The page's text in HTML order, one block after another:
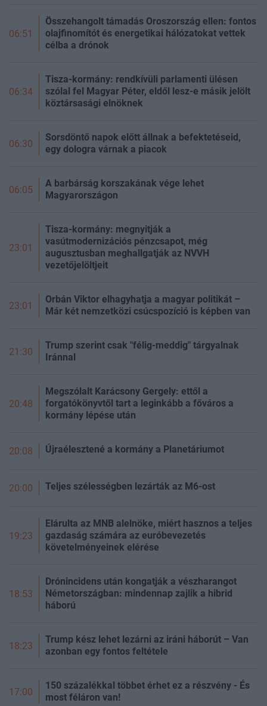
06:51
Összehangolt támadás Oroszország ellen: fontos
olajfinomítót és energetikai hálózatokat vettek
célba a drónok
06:34
Tisza-kormány: rendkívüli parlamenti ülésen
szólal fel Magyar Péter, eldől lesz-e másik jelölt
köztársasági elnöknek
06:30
Sorsdöntő napok előtt állnak a befektetéseid,
egy dologra várnak a piacok
06:05
A barbárság korszakának vége lehet
Magyarországon
23:01
Tisza-kormány: megnyitják a
vasútmodernizációs pénzcsapot, még
augusztusban meghallgatják az NVVH
vezetőjelöltjeit
23:01
Orbán Viktor elhagyhatja a magyar politikát –
Már két nemzetközi csúcspozíció is képben van
21:30
Trump szerint csak "félig-meddig" tárgyalnak
Iránnal
20:48
Megszólalt Karácsony Gergely: ettől a
forgatókönyvtől tart a leginkább a főváros a
kormány lépése után
20:08 Újraélesztené a kormány a Planetáriumot
20:00 Teljes szélességben lezárták az M6-ost
19:23
Elárulta az MNB alelnöke, miért hasznos a teljes
gazdaság számára az euróbevezetés
követelményeinek elérése
18:53
Drónincidens után kongatják a vészharangot
Németországban: mindennap zajlik a hibrid
háború
18:23
Trump kész lehet lezárni az iráni háborút – Van
azonban egy fontos feltétele
17:00
150 százalékkal többet érhet ez a részvény - És
most féláron van!